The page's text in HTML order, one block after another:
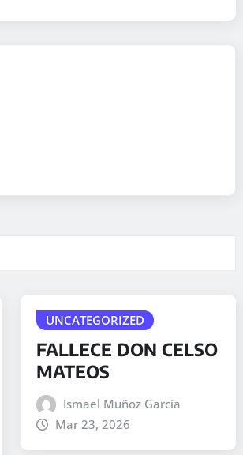
UNCATEGORIZED
FALLECE DON CELSO
MATEOS
Ismael Muñoz Garcia
Mar 23, 2026